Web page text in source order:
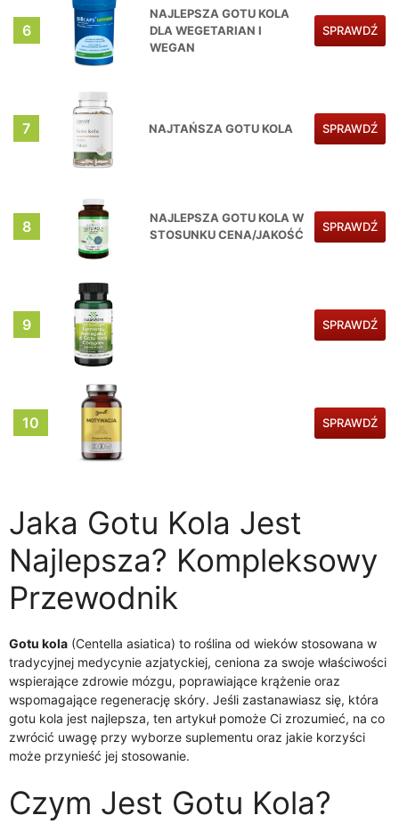
6
NAJLEPSZA GOTU KOLA
DLA WEGETARIAN I
WEGAN
SPRAWDŹ
7 NAJTAŃSZA GOTU KOLA SPRAWDŹ
8
NAJLEPSZA GOTU KOLA W
STOSUNKU CENA/JAKOŚĆ
SPRAWDŹ
9 SPRAWDŹ
10 SPRAWDŹ
Jaka Gotu Kola Jest
Najlepsza? Kompleksowy
Przewodnik
Gotu kola (Centella asiatica) to roślina od wieków stosowana w
tradycyjnej medycynie azjatyckiej, ceniona za swoje właściwości
wspierające zdrowie mózgu, poprawiające krążenie oraz
wspomagające regenerację skóry. Jeśli zastanawiasz się, która
gotu kola jest najlepsza, ten artykuł pomoże Ci zrozumieć, na co
zwrócić uwagę przy wyborze suplementu oraz jakie korzyści
może przynieść jej stosowanie.
Czym Jest Gotu Kola?